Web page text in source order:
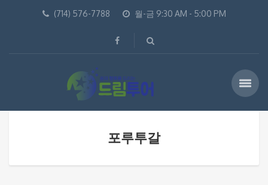
(714) 576-7788 월-금 9:30 AM - 5:00 PM
포루투갈